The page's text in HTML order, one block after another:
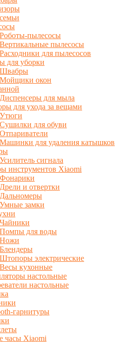
Роботы-пылесосы
Вертикальные пылесосы
Расходники для пылесосов
для уборки
Швабры
Мойщики окон
Диспенсеры для мыла
для ухода за вещами
Утюги
Сушилки для обуви
Отпариватели
Машинки для удаления катышков
Усилитель сигнала
инструментов Xiaomi
Фонарики
Дрели и отвертки
Дальномеры
Умные замки
Чайники
Помпы для воды
Ножи
Блендеры
Штопоры электрические
Весы кухонные
настольные
настольные
гарнитуры
часы Xiaomi